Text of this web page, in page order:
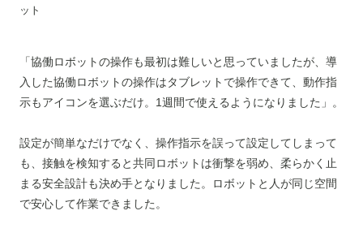
ット
「協働ロボットの操作も最初は難しいと思っていましたが、導
入した協働ロボットの操作はタブレットで操作できて、動作指
示もアイコンを選ぶだけ。1週間で使えるようになりました」。
設定が簡単なだけでなく、操作指示を誤って設定してしまって
も、接触を検知すると共同ロボットは衝撃を弱め、柔らかく止
まる安全設計も決め手となりました。ロボットと人が同じ空間
で安心して作業できました。